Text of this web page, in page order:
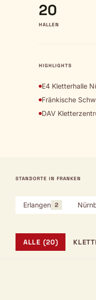
20
HALLEN
HIGHLIGHTS
E4 Kletterhalle
Fränkische
DAV
STANDORTE IN FRANKEN
Erlangen 2
ALLE (20)